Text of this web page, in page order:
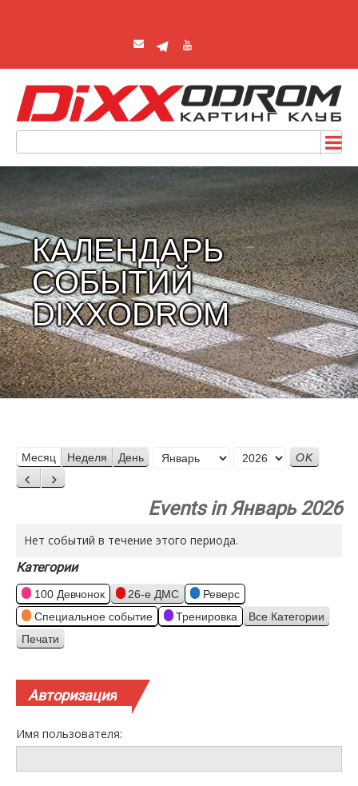
КАЛЕНДАРЬ
СОБЫТИЙ
DIXXODROM
Месяц Неделя День
Месяц
Назад
Вперед
Events in Январь 2026
Нет событий в течение этого периода.
Категории
100 Девчонок 26-е ДМС
Реверс
Специальное событие
Тренировка Все Категории
Просмотр
Печати
Авторизация
Имя пользователя: